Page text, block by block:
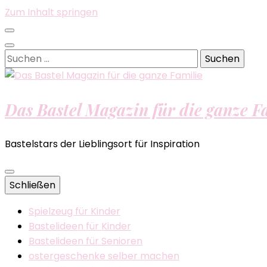
Zum Inhalt springen
Suchen
nach:
Das Bastel Magazin für die ganze
Bastelstars der Lieblingsort für Inspiration
Schließen
Spielzeug für Kinder
Bastelideen für Kinder
Bastelideen für Senioren
ostergeschenke selber machen